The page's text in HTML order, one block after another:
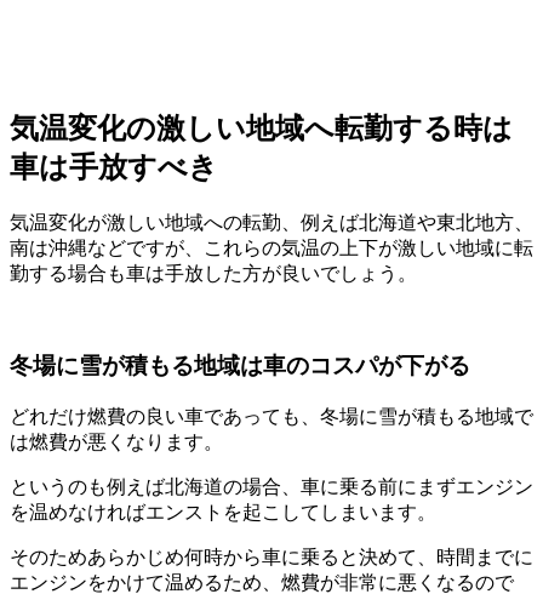
気温変化の激しい地域へ転勤する時は
車は手放すべき
気温変化が激しい地域への転勤、例えば北海道や東北地方、
南は沖縄などですが、これらの気温の上下が激しい地域に転
勤する場合も車は手放した方が良いでしょう。
冬場に雪が積もる地域は車のコスパが下がる
どれだけ燃費の良い車であっても、冬場に雪が積もる地域で
は燃費が悪くなります。
というのも例えば北海道の場合、車に乗る前にまずエンジン
を温めなければエンストを起こしてしまいます。
そのためあらかじめ何時から車に乗ると決めて、時間までに
エンジンをかけて温めるため、燃費が非常に悪くなるので